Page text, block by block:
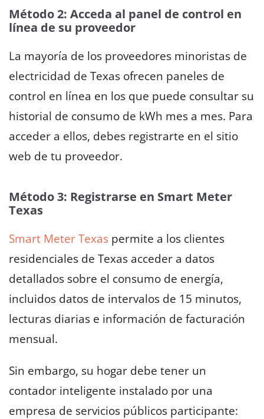
Método 2: Acceda al panel de control en
línea de su proveedor
La mayoría de los proveedores minoristas de
electricidad de Texas ofrecen paneles de
control en línea en los que puede consultar su
historial de consumo de kWh mes a mes. Para
acceder a ellos, debes registrarte en el sitio
web de tu proveedor.
Método 3: Registrarse en Smart Meter
Texas
Smart Meter Texas permite a los clientes
residenciales de Texas acceder a datos
detallados sobre el consumo de energía,
incluidos datos de intervalos de 15 minutos,
lecturas diarias e información de facturación
mensual.
Sin embargo, su hogar debe tener un
contador inteligente instalado por una
empresa de servicios públicos participante: